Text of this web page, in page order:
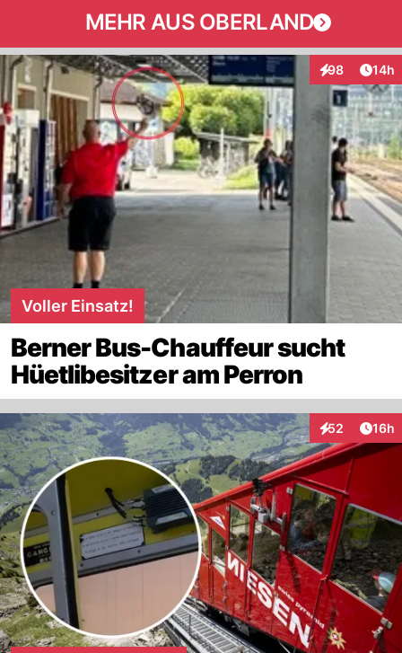
MEHR AUS OBERLAND
98
Interaktionen
14h
Voller Einsatz!
Berner Bus-Chauffeur sucht
Hüetlibesitzer am Perron
52
Interaktionen
16h